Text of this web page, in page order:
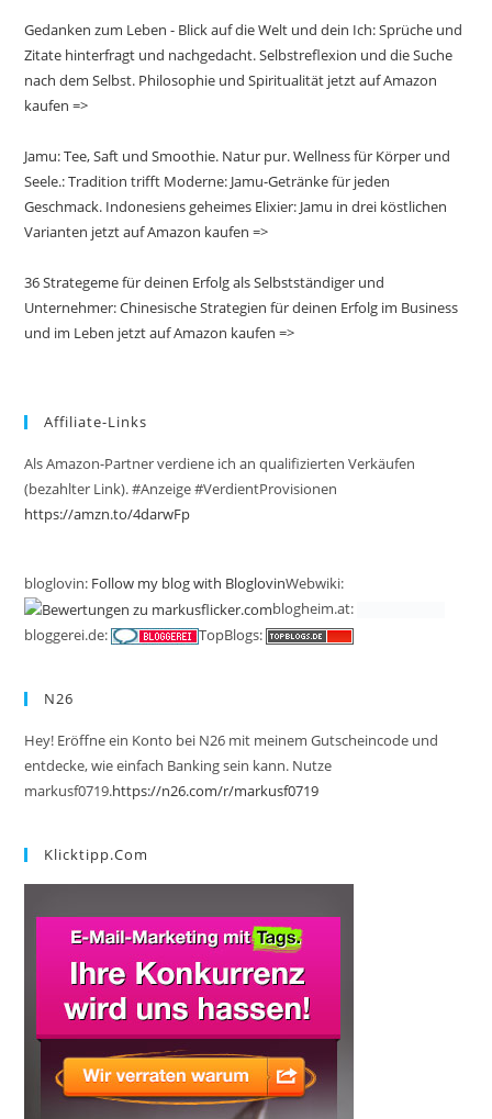
Gedanken zum Leben - Blick auf die Welt und dein Ich: Sprüche und
Zitate hinterfragt und nachgedacht. Selbstreflexion und die Suche
nach dem Selbst. Philosophie und Spiritualität jetzt auf Amazon
kaufen =>
Jamu: Tee, Saft und Smoothie. Natur pur. Wellness für Körper und
Seele.: Tradition trifft Moderne: Jamu-Getränke für jeden
Geschmack. Indonesiens geheimes Elixier: Jamu in drei köstlichen
Varianten jetzt auf Amazon kaufen =>
36 Strategeme für deinen Erfolg als Selbstständiger und
Unternehmer: Chinesische Strategien für deinen Erfolg im Business
und im Leben jetzt auf Amazon kaufen =>
Affiliate-Links
Als Amazon-Partner verdiene ich an qualifizierten Verkäufen
(bezahlter Link). #Anzeige #VerdientProvisionen
https://amzn.to/4darwFp
bloglovin: Follow my blog with BloglovinWebwiki:
blogheim.at:
bloggerei.de:
TopBlogs:
N26
Hey! Eröffne ein Konto bei N26 mit meinem Gutscheincode und
entdecke, wie einfach Banking sein kann. Nutze
markusf0719.https://n26.com/r/markusf0719
Klicktipp.com